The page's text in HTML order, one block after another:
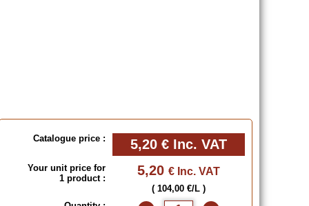
Catalogue price : 5,20 € Inc. VAT
Your unit price for
1 product :
5,20 € Inc. VAT
( 104,00 €/L )